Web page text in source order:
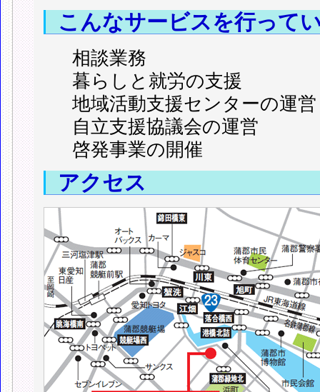
こんなサービスを行って
相談業務
暮らしと就労の支援
地域活動支援センターの運営
自立支援協議会の運営
啓発事業の開催
アクセス